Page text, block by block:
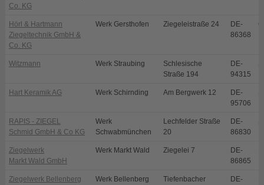
Co. KG
Hörl & Hartmann
Ziegeltechnik GmbH &
Co. KG
Werk Gersthofen Ziegeleistraße 24
DE-
86368
Witzmann Werk Straubing
Schlesische
Straße 194
DE-
94315
Hart Keramik AG Werk Schirnding Am Bergwerk 12
DE-
95706
RAPIS - ZIEGEL
Schmid GmbH & Co KG
Werk
Schwabmünchen
Lechfelder Straße
20
DE-
86830
Ziegelwerk
Markt Wald GmbH
Werk Markt Wald Ziegelei 7
DE-
86865
Ziegelwerk Bellenberg
Werk Bellenberg
Tiefenbacher
DE-